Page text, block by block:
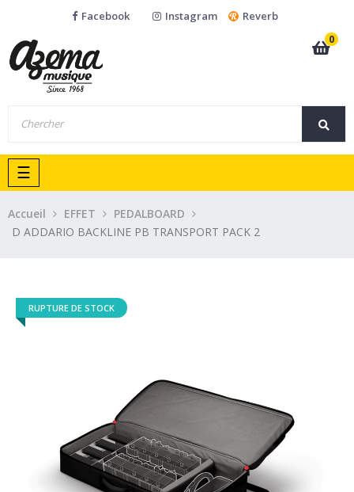
Facebook Instagram
Reverb
0
Basculer
la
navigation
☰
Accueil EFFET
PEDALBOARD
D ADDARIO BACKLINE PB TRANSPORT PACK 2
RUPTURE DE STOCK